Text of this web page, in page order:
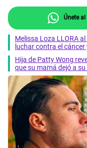
Únete
Melissa Loza LLORA
luchar contra el cáncer
Hija de Patty Wong
que su mamá dejó a su